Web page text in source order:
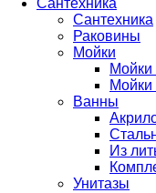
Сантехника
Сантехника
Раковины
Мойки
Мойки
Ванны
Из
Унитазы